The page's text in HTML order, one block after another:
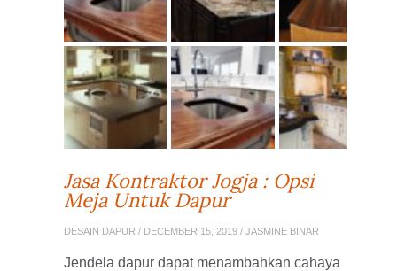
Jasa Kontraktor Jogja : Opsi
Meja Untuk Dapur
DESAIN DAPUR / DECEMBER 15, 2019 / JASMINE BINAR
Jendela dapur dapat menambahkan cahaya